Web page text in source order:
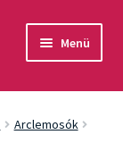
Menü
Arclemosók